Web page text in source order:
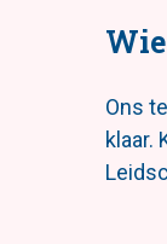
Ons
klaar.